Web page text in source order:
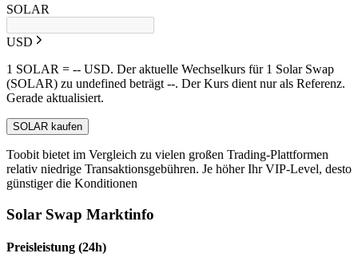
SOLAR
USD
1 SOLAR = -- USD. Der aktuelle Wechselkurs für 1 Solar Swap
(SOLAR) zu undefined beträgt --. Der Kurs dient nur als Referenz.
Gerade aktualisiert.
SOLAR kaufen
Toobit bietet im Vergleich zu vielen großen Trading-Plattformen
relativ niedrige Transaktionsgebühren. Je höher Ihr VIP-Level, desto
günstiger die Konditionen
Solar Swap Marktinfo
Preisleistung (24h)